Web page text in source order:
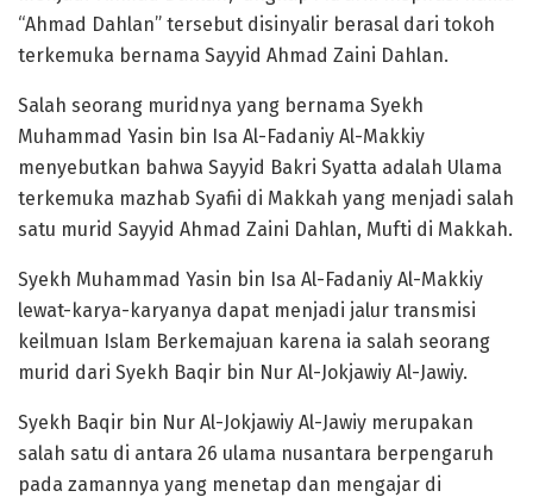
“Ahmad Dahlan” tersebut disinyalir berasal dari tokoh
terkemuka bernama Sayyid Ahmad Zaini Dahlan.
Salah seorang muridnya yang bernama Syekh
Muhammad Yasin bin Isa Al-Fadaniy Al-Makkiy
menyebutkan bahwa Sayyid Bakri Syatta adalah Ulama
terkemuka mazhab Syafii di Makkah yang menjadi salah
satu murid Sayyid Ahmad Zaini Dahlan, Mufti di Makkah.
Syekh Muhammad Yasin bin Isa Al-Fadaniy Al-Makkiy
lewat-karya-karyanya dapat menjadi jalur transmisi
keilmuan Islam Berkemajuan karena ia salah seorang
murid dari Syekh Baqir bin Nur Al-Jokjawiy Al-Jawiy.
Syekh Baqir bin Nur Al-Jokjawiy Al-Jawiy merupakan
salah satu di antara 26 ulama nusantara berpengaruh
pada zamannya yang menetap dan mengajar di